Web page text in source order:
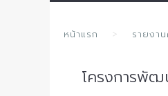
หน้าแรก รายงา
โครงการพั